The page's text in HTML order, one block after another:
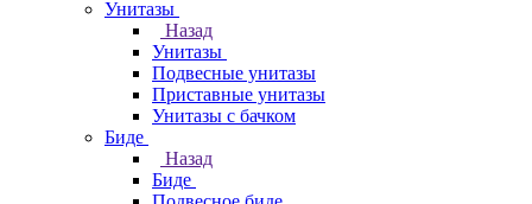
Унитазы
Назад
Унитазы
Подвесные унитазы
Приставные унитазы
Унитазы с бачком
Биде
Назад
Биде